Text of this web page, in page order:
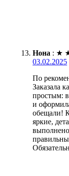
Нона : ★
03.02.2025
По
Заказала
простым:
и
обещали!
яркие,
выполнено